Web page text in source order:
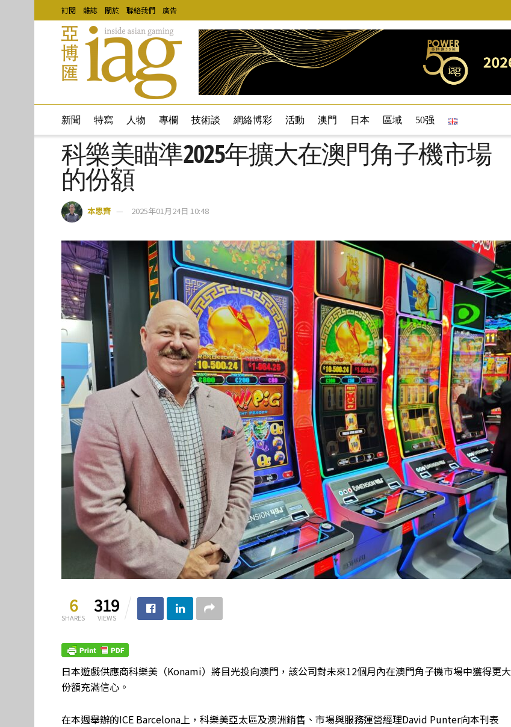
訂閱 雜誌 關於 聯絡我們 廣告
新聞 特寫 人物 專欄 技術談 網絡博彩 活動 澳門 日本 區域 50强
科樂美瞄準2025年擴大在澳門角子機市場
的份額
本思齊 2025年01月24日 10:48
6
SHARES
319
VIEWS
日本遊戲供應商科樂美（Konami）將目光投向澳門，該公司對未來12個月內在澳門角子機市場中獲得更大
份額充滿信心。
在本週舉辦的ICE Barcelona上，科樂美亞太區及澳洲銷售、市場與服務運營經理David Punter向本刊表